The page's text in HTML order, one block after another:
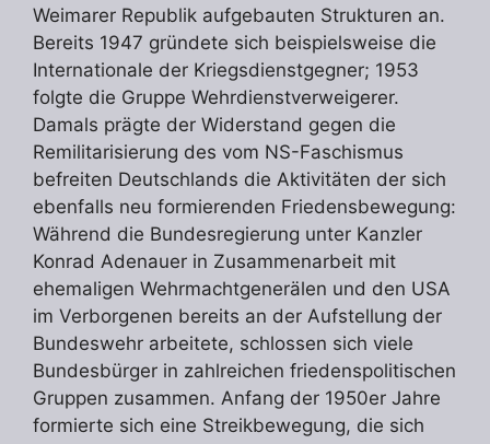
Weimarer Republik aufgebauten Strukturen an.
Bereits 1947 gründete sich beispielsweise die
Internationale der Kriegsdienstgegner; 1953
folgte die Gruppe Wehrdienstverweigerer.
Damals prägte der Widerstand gegen die
Remilitarisierung des vom NS-Faschismus
befreiten Deutschlands die Aktivitäten der sich
ebenfalls neu formierenden Friedensbewegung:
Während die Bundesregierung unter Kanzler
Konrad Adenauer in Zusammenarbeit mit
ehemaligen Wehrmachtgenerälen und den USA
im Verborgenen bereits an der Aufstellung der
Bundeswehr arbeitete, schlossen sich viele
Bundesbürger in zahlreichen friedenspolitischen
Gruppen zusammen. Anfang der 1950er Jahre
formierte sich eine Streikbewegung, die sich